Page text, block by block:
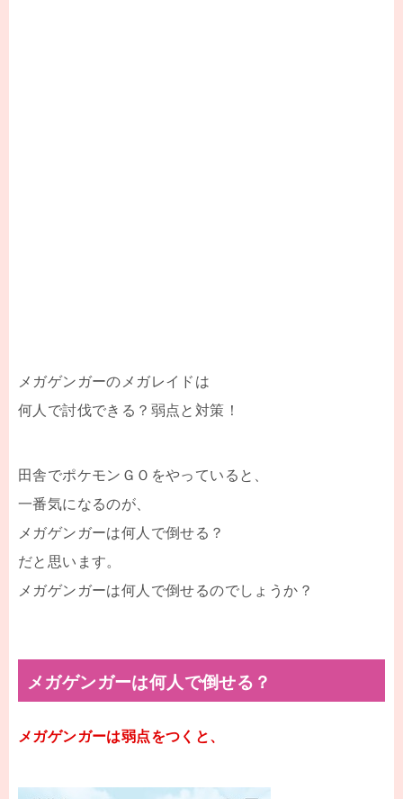
メガゲンガーのメガレイドは
何人で討伐できる？弱点と対策！
田舎でポケモンＧＯをやっていると、
一番気になるのが、
メガゲンガーは何人で倒せる？
だと思います。
メガゲンガーは何人で倒せるのでしょうか？
メガゲンガーは何人で倒せる？
メガゲンガーは弱点をつくと、